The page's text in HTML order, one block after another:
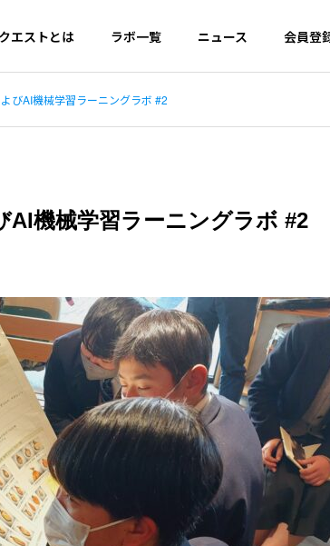
エストとは ラボ一覧 ニュース 会員登
Certificate
証明書活用ガイド
びAI機械学習ラーニングラボ #2
AI機械学習ラーニングラボ #2